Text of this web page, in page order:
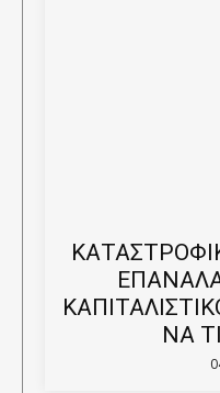
ΝΑ